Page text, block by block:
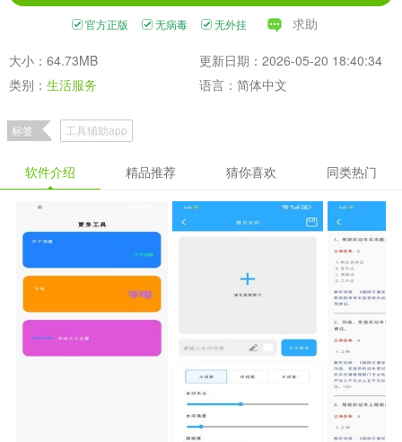
官方正版 无病毒 无外挂 求助
大小：64.73MB
更新日期：2026-05-20 18:40:34
类别： 生活服务 语言：简体中文
标签 工具辅助app
软件介绍 精品推荐 猜你喜欢 同类热门